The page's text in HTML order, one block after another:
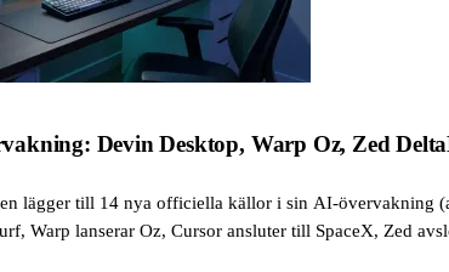
Devin Desktop, Warp Oz, Zed
lägger till 14 nya officiella källor i sin AI-övervakning
Warp lanserar Oz, Cursor ansluter till SpaceX, Zed